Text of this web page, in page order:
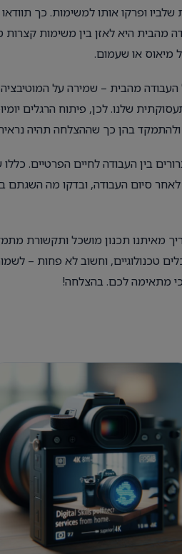
שלביו ופרקו אותו למשימות. כך
מהבית היא לאזן בין משימות קצרות
מיאוס או שעמום.
מהבית – שמירה על
שלנו. לכן, פיתוח הרגלים
בהן כך שההצלחה תהיה
בין העבודה לחיים הפרטיים.
סיום העבודה, ובדקו מה השגתם
מאיתנו תכנון מושכל ותקשורת
טכנולוגיים, וחשוב לא פחות –
מתאימה לכם. בהצלחה!